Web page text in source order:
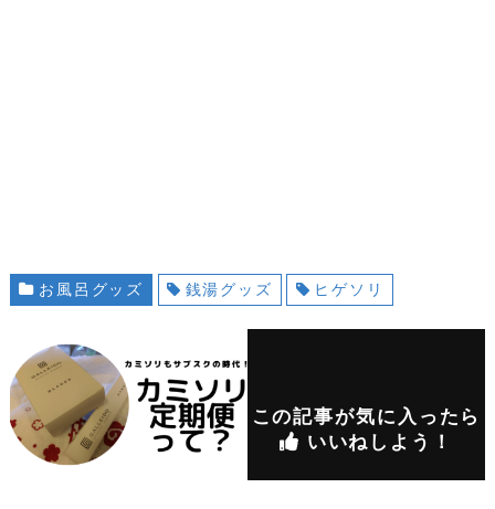
お風呂グッズ 銭湯グッズ ヒゲソリ
この記事が気に入ったら
いいねしよう！